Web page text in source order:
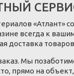
«Атлант»
всегда к
доставка
Мы
прямо на